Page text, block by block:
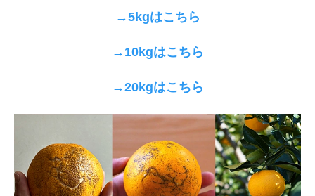
→5kgはこちら
→10kgはこちら
→20kgはこちら